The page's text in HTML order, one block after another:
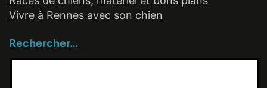
Vivre à Rennes avec son chien
Rechercher…